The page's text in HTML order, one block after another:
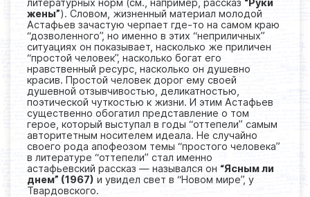
жены”). Словом, жизненный материал молодой
Астафьев зачастую черпает где-то на самом краю
“дозволенного”, но именно в этих “неприличных”
ситуациях он показывает, насколько же приличен
“простой человек”, насколько богат его
нравственный ресурс, насколько он душевно
красив. Простой человек дорог ему своей
душевной отзывчивостью, деликатностью,
поэтической чуткостью к жизни. И этим Астафьев
существенно обогатил представление о том
герое, который выступал в годы “оттепели” самым
авторитетным носителем идеала. Не случайно
своего рода апофеозом темы “простого человека”
в литературе “оттепели” стал именно
астафьевский рассказ — назывался он “Ясным ли
днем” (1967) и увидел свет в “Новом мире”, у
Твардовского.